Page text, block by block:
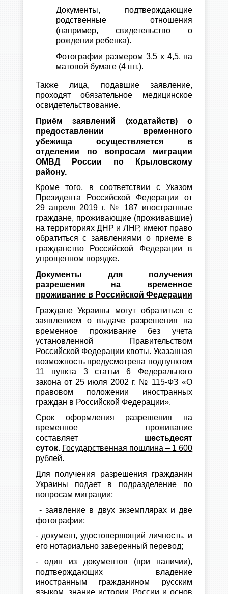
Документы, подтверждающие
родственные отношения
(например, свидетельство о
рождении ребенка).
Фотографии размером 3,5 х 4,5, на
матовой бумаге (4 шт.).
Также лица, подавшие заявление,
проходят обязательное медицинское
освидетельствование.
Приём заявлений (ходатайств) о
предоставлении временного
убежища осуществляется в
отделении по вопросам миграции
ОМВД России по Крыловскому
району.
Кроме того, в соответствии с Указом
Президента Российской Федерации от
29 апреля 2019 г. № 187 иностранные
граждане, проживающие (проживавшие)
на территориях ДНР и ЛНР, имеют право
обратиться с заявлениями о приеме в
гражданство Российской Федерации в
упрощенном порядке.
Документы для получения
разрешения на временное
проживание в Российской Федерации
Граждане Украины могут обратиться с
заявлением о выдаче разрешения на
временное проживание без учета
установленной Правительством
Российской Федерации квоты. Указанная
возможность предусмотрена подпунктом
11 пункта 3 статьи 6 Федерального
закона от 25 июля 2002 г. № 115-ФЗ «О
правовом положении иностранных
граждан в Российской Федерации».
Срок оформления разрешения на
временное проживание
составляет шестьдесят
суток. Государственная пошлина – 1 600
рублей.
Для получения разрешения гражданин
Украины подает в подразделение по
вопросам миграции:
- заявление в двух экземплярах и две
фотографии;
- документ, удостоверяющий личность, и
его нотариально заверенный перевод;
- один из документов (при наличии),
подтверждающих владение
иностранным гражданином русским
языком, знание истории России и основ